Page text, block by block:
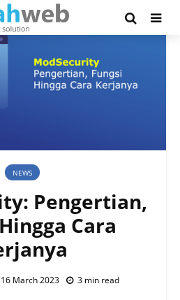
NEWS
Pengertian,
Cara
16 March 2023 3 min read